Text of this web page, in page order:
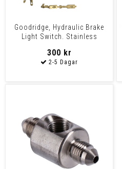
Goodridge, Hydraulic Brake
Light Switch. Stainless
300 kr